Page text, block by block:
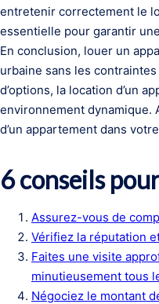
entretenir correctement le
essentielle pour garantir
En conclusion, louer un
urbaine sans les
d’options, la location d’un
environnement dynamique.
d’un appartement dans
6 conseils
Assurez-vous de
Vérifiez la réputation
Faites une visite
minutieusement tous
Négociez le montant